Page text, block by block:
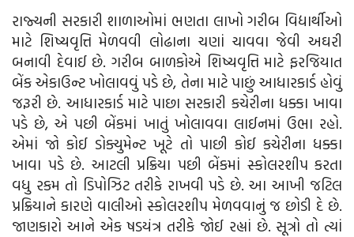
Language
ગુજરાતી English
રાજ્યની સરકારી શાળાઓમાં ભણતા લાખો ગરીબ વિદ્યાર્થીઓ
માટે શિષ્યવૃત્તિ મેળવવી લોઢાના ચણાં ચાવવા જેવી અઘરી
બનાવી દેવાઈ છે. ગરીબ બાળકોએ શિષ્યવૃત્તિ માટે ફરજિયાત
બેંક એકાઉન્ટ ખોલાવવું પડે છે, તેના માટે પાછું આધારકાર્ડ હોવું
જરૂરી છે. આધારકાર્ડ માટે પાછા સરકારી કચેરીના ધક્કા ખાવા
પડે છે, એ પછી બેંકમાં ખાતું ખોલાવવા લાઈનમાં ઉભા રહો.
એમાં જો કોઈ ડોક્યુમેન્ટ ખૂટે તો પાછી કોઈ કચેરીના ધક્કા
ખાવા પડે છે. આટલી પ્રક્રિયા પછી બેંકમાં સ્કોલરશીપ કરતા
વધુ રકમ તો ડિપોઝિટ તરીકે રાખવી પડે છે. આ આખી જટિલ
પ્રક્રિયાને કારણે વાલીઓ સ્કોલરશીપ મેળવવાનું જ છોડી દે છે.
જાણકારો આને એક ષડયંત્ર તરીકે જોઈ રહ્યાં છે. સૂત્રો તો ત્યાં